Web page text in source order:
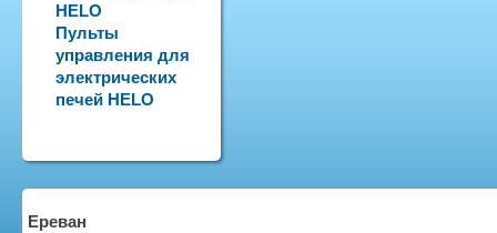
HELO
Пульты
управления для
электрических
печей HELO
Ереван